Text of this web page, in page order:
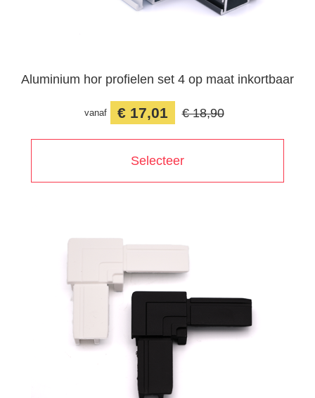
Aluminium hor profielen set 4 op maat inkortbaar
vanaf € 17,01 € 18,90
Selecteer